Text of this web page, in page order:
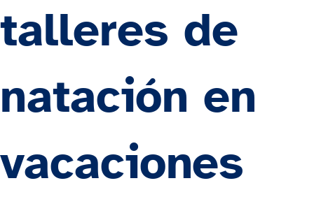
talleres de
natación en
vacaciones